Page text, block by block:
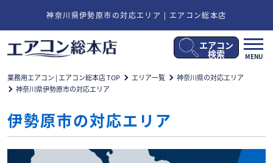
神奈川県伊勢原市の対応エリア | エアコン総本店
メ
ニ
MENU
エアコン
検索
業務用エアコン | エアコン総本店 TOP エリア一覧
神奈川県の対応エリア
神奈川県伊勢原市の対応エリア
伊勢原市の対応エリア